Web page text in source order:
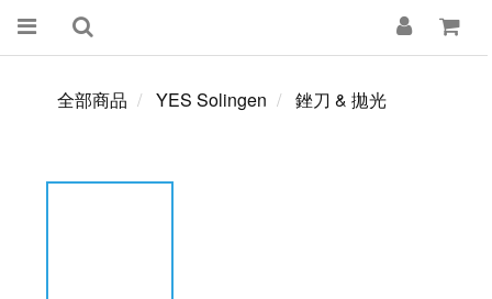
全部商品 YES Solingen 銼刀 & 拋光